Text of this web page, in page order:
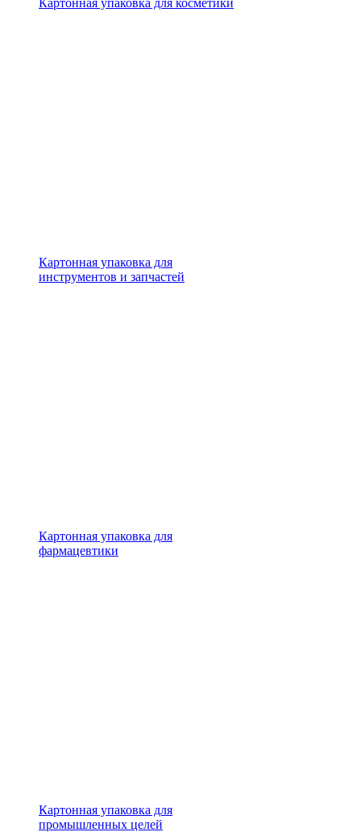
Картонная упаковка для
инструментов и запчастей
Картонная упаковка для
фармацевтики
Картонная упаковка для
промышленных целей